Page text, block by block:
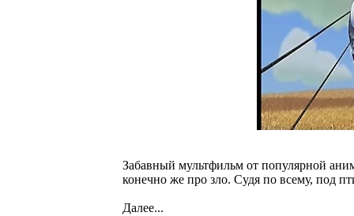
Забавный мультфильм от популярной
конечно же про зло. Судя по всему, под
Далее...